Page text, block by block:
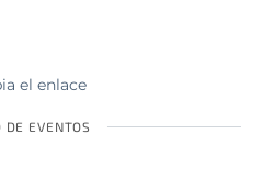
el enlace
DE EVENTOS